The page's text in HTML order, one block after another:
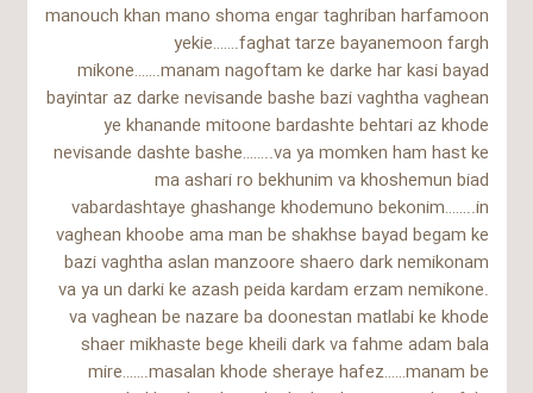
manouch khan mano shoma engar taghriban harfamoon
yekie…….faghat tarze bayanemoon fargh
mikone…….manam nagoftam ke darke har kasi bayad
bayintar az darke nevisande bashe bazi vaghtha vaghean
ye khanande mitoone bardashte behtari az khode
nevisande dashte bashe……..va ya momken ham hast ke
ma ashari ro bekhunim va khoshemun biad
vabardashtaye ghashange khodemuno bekonim……..in
vaghean khoobe ama man be shakhse bayad begam ke
bazi vaghtha aslan manzoore shaero dark nemikonam
va ya un darki ke azash peida kardam erzam nemikone.
va vaghean be nazare ba doonestan matlabi ke khode
shaer mikhaste bege kheili dark va fahme adam bala
mire…….masalan khode sheraye hafez……manam be